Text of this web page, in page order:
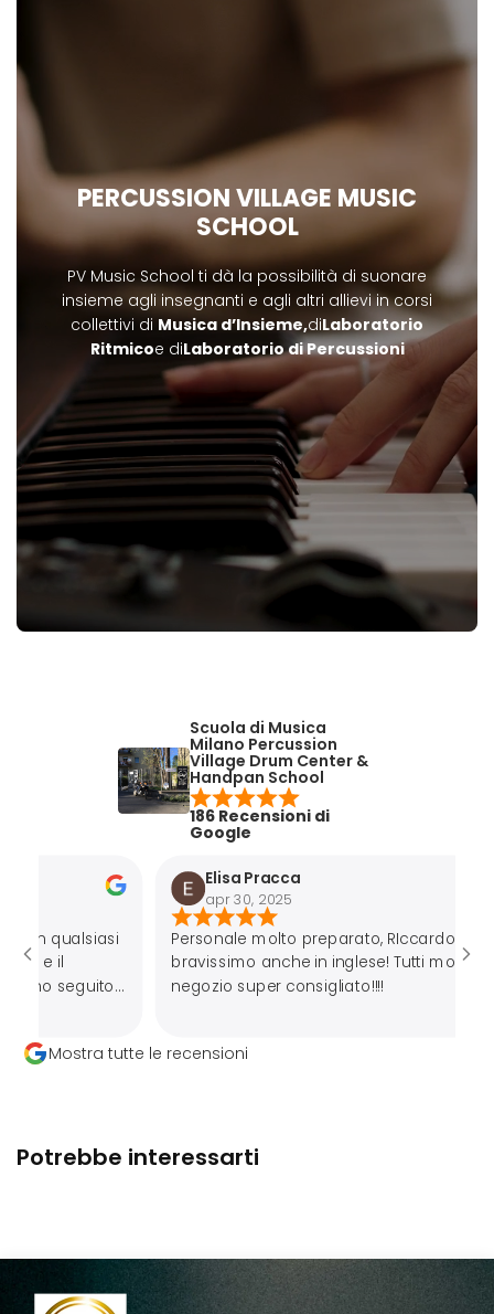
PERCUSSION VILLAGE MUSIC
SCHOOL
PV Music School ti dà la possibilità di suonare
insieme agli insegnanti e agli altri allievi in corsi
collettivi di Musica d’Insieme,diLaboratorio
Ritmicoe diLaboratorio di Percussioni
Scuola di Musica
Milano Percussion
Village Drum Center &
Handpan School
186 Recensioni di
Google
la
Elisa Pracca
apr 30, 2025
Personale molto preparato, RIccardo
bravissimo anche in inglese! Tutti molto gentili,
negozio super consigliato!!!!
Mostra tutte le recensioni
Potrebbe interessarti